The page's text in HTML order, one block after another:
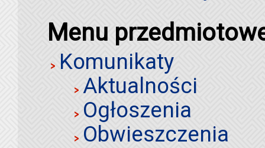
Menu
Komunikaty
Aktualności
Ogłoszenia
Obwieszczenia